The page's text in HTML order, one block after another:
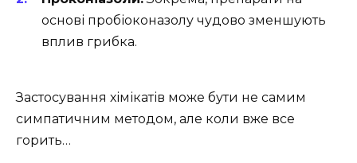
основі пробіоконазолу чудово зменшують
вплив грибка.
Застосування хімікатів може бути не самим
симпатичним методом, але коли вже все
горить…